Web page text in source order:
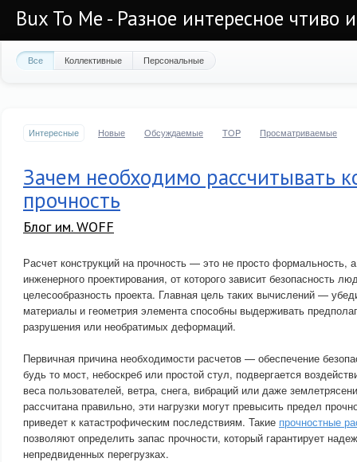
Bux To Me - Разное интересное чтиво
Все Коллективные Персональные
Интересные Новые Обсуждаемые TOP Просматриваемые
Зачем необходимо рассчитывать
прочность
Блог им. WOFF
Расчет конструкций на прочность — это не просто формальность,
инженерного проектирования, от которого зависит безопасность
целесообразность проекта. Главная цель таких вычислений —
материалы и геометрия элемента способны выдерживать
разрушения или необратимых деформаций.
Первичная причина необходимости расчетов — обеспечение
будь то мост, небоскреб или простой стул, подвергается
веса пользователей, ветра, снега, вибраций или даже
рассчитана правильно, эти нагрузки могут превысить предел
приведет к катастрофическим последствиям. Такие прочностные
позволяют определить запас прочности, который гарантирует
непредвиденных перегрузках.